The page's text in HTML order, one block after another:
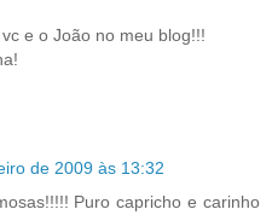
e o João no meu blog!!!
de 2009 às 13:32
Puro capricho e carinho